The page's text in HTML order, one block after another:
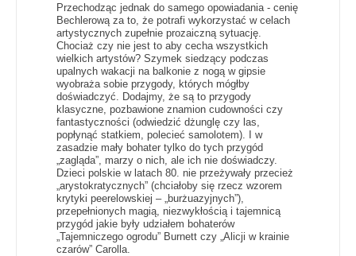
Przechodząc jednak do samego opowiadania - cenię
Bechlerową za to, że potrafi wykorzystać w celach
artystycznych zupełnie prozaiczną sytuację.
Chociaż czy nie jest to aby cecha wszystkich
wielkich artystów? Szymek siedzący podczas
upalnych wakacji na balkonie z nogą w gipsie
wyobraża sobie przygody, których mógłby
doświadczyć. Dodajmy, że są to przygody
klasyczne, pozbawione znamion cudowności czy
fantastyczności (odwiedzić dżunglę czy las,
popłynąć statkiem, polecieć samolotem). I w
zasadzie mały bohater tylko do tych przygód
„zagląda”, marzy o nich, ale ich nie doświadczy.
Dzieci polskie w latach 80. nie przeżywały przecież
„arystokratycznych” (chciałoby się rzecz wzorem
krytyki peerelowskiej – „burżuazyjnych”),
przepełnionych magią, niezwykłością i tajemnicą
przygód jakie były udziałem bohaterów
„Tajemniczego ogrodu” Burnett czy „Alicji w krainie
czarów” Carolla.